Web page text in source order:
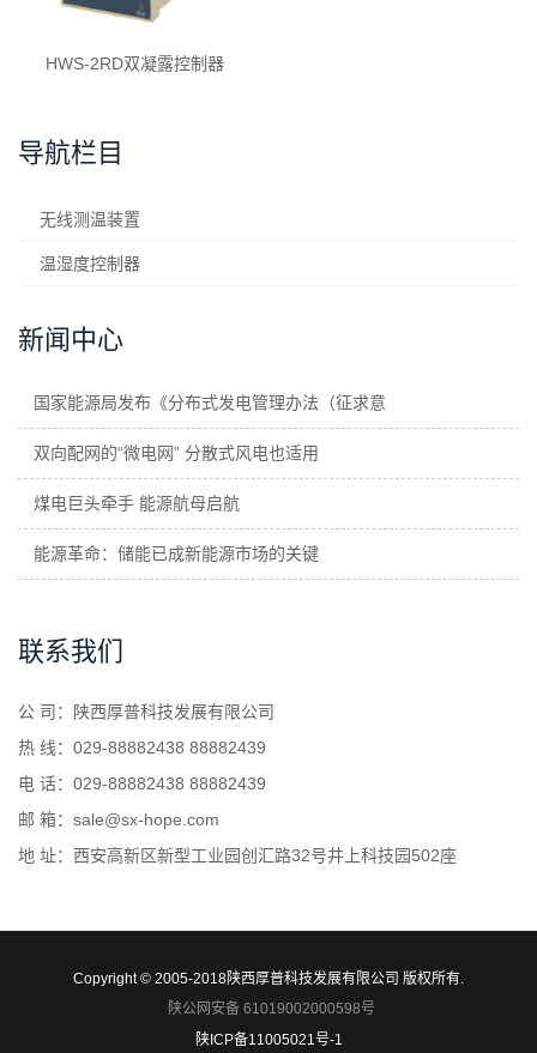
HWS-2RD双凝露控制器
导航栏目
无线测温装置
温湿度控制器
新闻中心
国家能源局发布《分布式发电管理办法（征求意
双向配网的“微电网” 分散式风电也适用
煤电巨头牵手 能源航母启航
能源革命：储能已成新能源市场的关键
联系我们
公 司：陕西厚普科技发展有限公司
热 线：029-88882438 88882439
电 话：029-88882438 88882439
邮 箱：sale@sx-hope.com
地 址：西安高新区新型工业园创汇路32号井上科技园502座
Copyright © 2005-2018陕西厚普科技发展有限公司 版权所有.
陕公网安备 61019002000598号
陕ICP备11005021号-1